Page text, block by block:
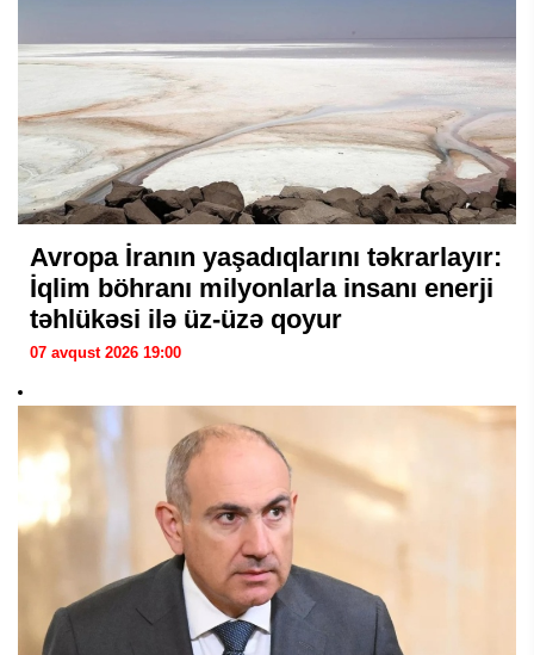
Avropa İranın yaşadıqlarını təkrarlayır:
İqlim böhranı milyonlarla insanı enerji
təhlükəsi ilə üz-üzə qoyur
07 avqust 2026 19:00